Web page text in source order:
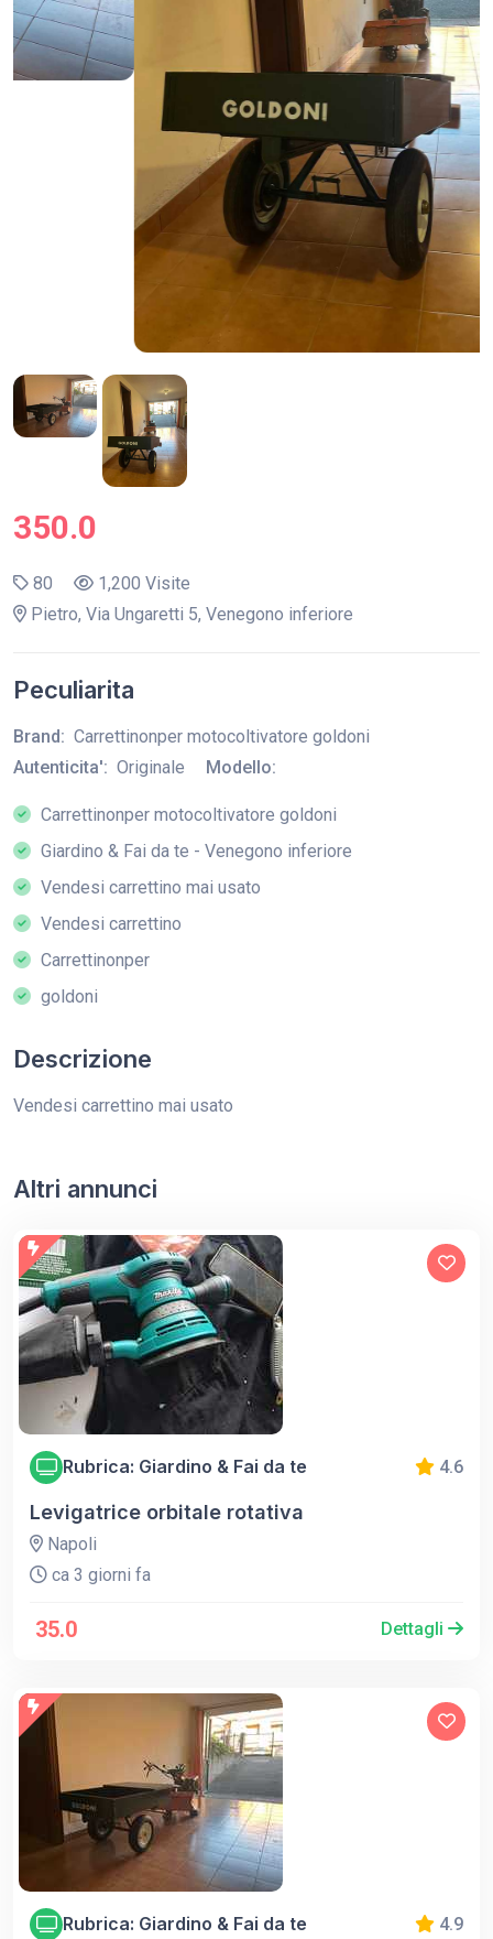
350.0
80
1,200 Visite
Pietro, Via Ungaretti 5, Venegono inferiore
Peculiarita
Brand: Carrettinonper motocoltivatore goldoni
Autenticita': Originale Modello:
Carrettinonper motocoltivatore goldoni
Giardino & Fai da te - Venegono inferiore
Vendesi carrettino mai usato
Vendesi carrettino
Carrettinonper
goldoni
Descrizione
Vendesi carrettino mai usato
Altri annunci
Rubrica: Giardino & Fai da te 4.6
Levigatrice orbitale rotativa
Napoli
ca 3 giorni fa
35.0 Dettagli
Rubrica: Giardino & Fai da te 4.9